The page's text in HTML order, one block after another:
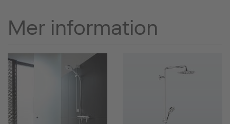
Mer information